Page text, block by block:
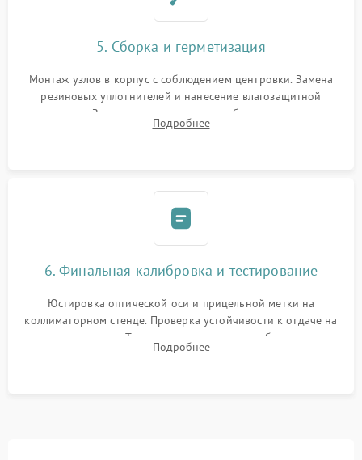
5. Сборка и герметизация
Монтаж узлов в корпус с соблюдением центровки. Замена
резиновых уплотнителей и нанесение влагозащитной
смазки. Заполнение внутреннего объема прицела
осушенным азотом для предотвращения запотевания оптики
Подробнее
6. Финальная калибровка и тестирование
Юстировка оптической оси и прицельной метки на
коллиматорном стенде. Проверка устойчивости к отдаче на
ударном стенде. Тестирование качества изображения в
темноте, дальности обнаружения и корректной работы всех
Подробнее